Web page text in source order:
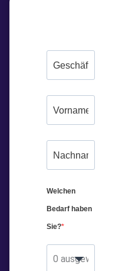
Welchen
Bedarf haben
Sie?
0 ausgewählt